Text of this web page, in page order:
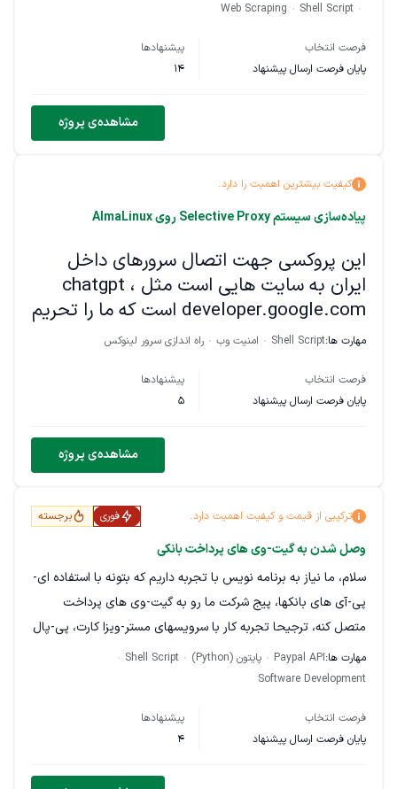
Shell Script
Web Scraping
فرصت انتخاب
پایان فرصت ارسال پیشنهاد
پیشنهادها
14
مشاهده‌ی پروژه
کیفیت بیشترین اهمیت را دارد.
پیاده‌سازی سیستم Selective Proxy روی AlmaLinux
این پروکسی جهت اتصال سرورهای داخل
ایران به سایت هایی است مثل chatgpt ،
developer.google.com است که ما را تحریم
کرده اگر دقت کنید نوشتیم که یک سری دامنه
از مسیر سرور عبور میکنند
منظور از Selective Proxy اینه که:
فقط برخی دامنه‌ها یا IPها که من مشخص می‌کنم (با امکان
wildcard) از طریق یک upstream proxy (HTTPS یا HTTP)
عبور کنن.
بقیه‌ی ترافیک سرور مستقیم (bypass) به اینترنت بره.
نیازمندی‌های اصلی:
مهارت ها:Shell Script امنیت وب راه اندازی سرور لینوکس
فرصت انتخاب
پایان فرصت ارسال پیشنهاد
پیشنهادها
5
مشاهده‌ی پروژه
ترکیبی از قیمت و کیفیت اهمیت دارد. فوری برجسته
وصل شدن به گیت-وی های پرداخت بانکی
سلام، ما نیاز به برنامه نویس با تجربه داریم که بتونه با استفاده ای-
پی-آی های بانکها، پیج شرکت ما رو به گیت-وی های پرداخت
متصل کنه، ترجیحا تجربه کار با سرویسهای مستر-ویزا کارت، پی-پال
و از این دست رو هم داشته باشه.
مهارت ها:Paypal API پایتون (Python)
Shell Script
Software Development
فرصت انتخاب
پایان فرصت ارسال پیشنهاد
پیشنهادها
4